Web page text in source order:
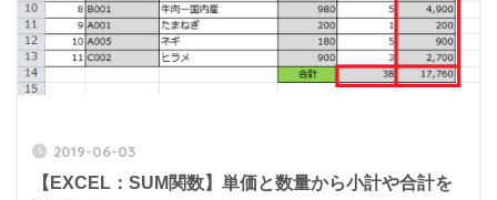
2019-06-03
【EXCEL：SUM関数】単価と数量から小計や合計を